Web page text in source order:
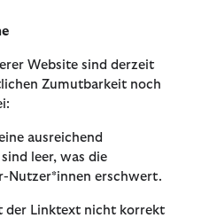
Website sind derzeit
Zumutbarkeit noch
ausreichend
leer, was die
Nutzer*innen erschwert.
Linktext nicht korrekt